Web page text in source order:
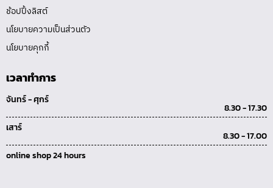
ช้อปปิ้งลิสต์
นโยบายความเป็นส่วนตัว
นโยบายคุกกี้
เวลาทำการ
จันทร์ - ศุกร์
8.30 - 17.30
เสาร์
8.30 - 17.00
online shop 24 hours